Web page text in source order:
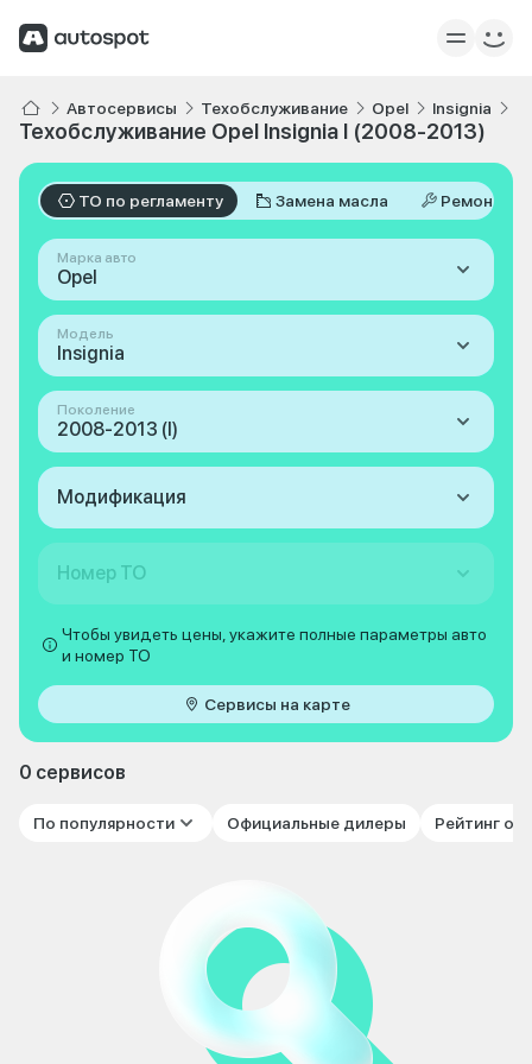
Автосервисы Техобслуживание Opel Insignia
Техобслуживание Opel Insignia I (2008-2013)
ТО по регламенту Замена масла Ремонт
Марка авто
Opel
Модель
Insignia
Поколение
2008-2013 (I)
Модификация
Номер ТО
Чтобы увидеть цены, укажите полные параметры авто
и номер ТО
Сервисы на карте
0 сервисов
По популярности Официальные дилеры Рейтинг